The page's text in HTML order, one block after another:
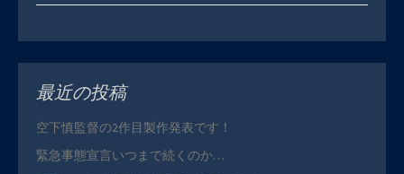
最近の投稿
空下慎監督の2作目製作発表です！
緊急事態宣言いつまで続くのか…